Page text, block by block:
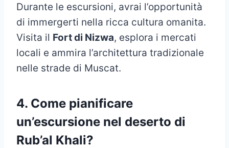
Durante le escursioni, avrai l’opportunità
di immergerti nella ricca cultura omanita.
Visita il Fort di Nizwa, esplora i mercati
locali e ammira l’architettura tradizionale
nelle strade di Muscat.
4. Come pianificare
un’escursione nel deserto di
Rub’al Khali?